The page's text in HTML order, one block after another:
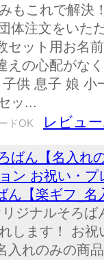
もこれで解決
体注文をいた
セット用お名
えの心配がな
供 息子 娘
ッ...
ドOK レビュ
ばん【名入れ
ン お祝い・
ん【楽ギフ_
ジナルそろ
します！ お
入れのみの商